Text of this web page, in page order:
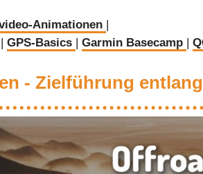
Animationen |
|GPS-Basics |Garmin Basecamp |
- Zielführung